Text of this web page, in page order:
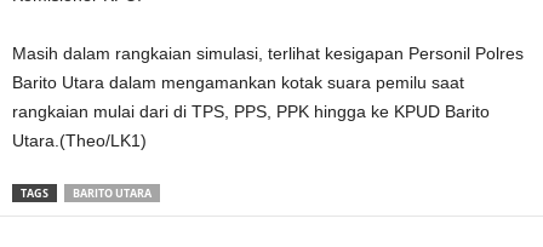
Masih dalam rangkaian simulasi, terlihat kesigapan Personil Polres
Barito Utara dalam mengamankan kotak suara pemilu saat
rangkaian mulai dari di TPS, PPS, PPK hingga ke KPUD Barito
Utara.(Theo/LK1)
TAGS BARITO UTARA